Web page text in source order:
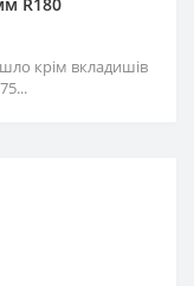
крім вкладишів